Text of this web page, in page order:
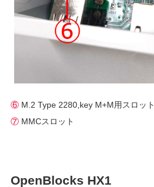
⑥ M.2 Type 2280,key M+M用スロット
⑦ MMCスロット
OpenBlocks HX1